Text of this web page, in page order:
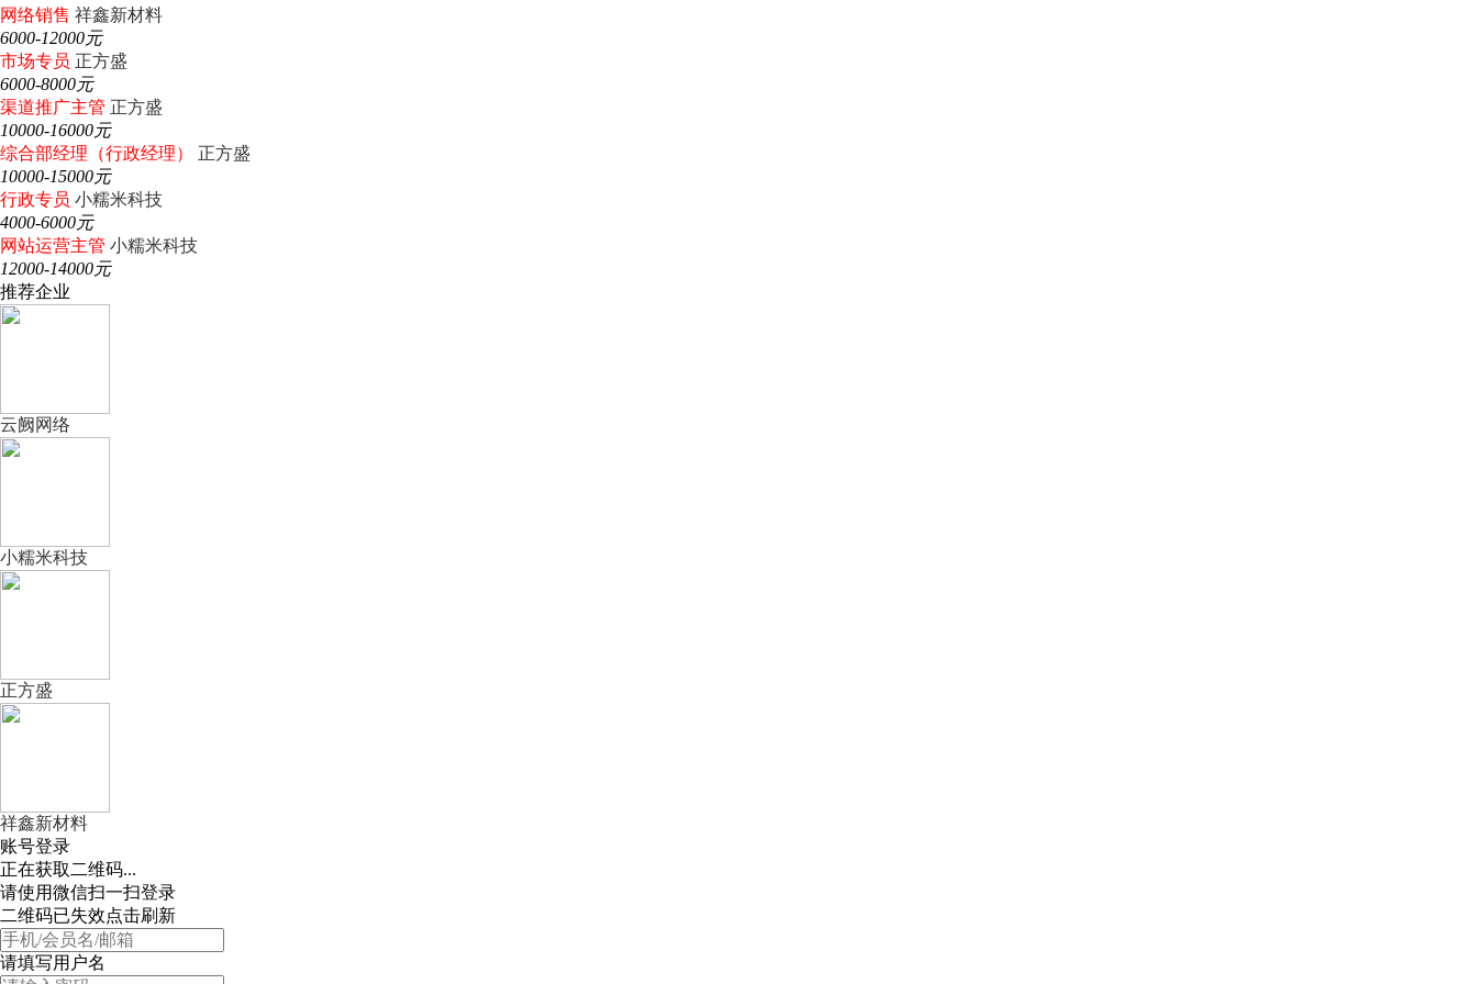
网络销售 祥鑫新材料
6000-12000元
市场专员 正方盛
6000-8000元
渠道推广主管 正方盛
10000-16000元
综合部经理（行政经理）
正方盛
10000-15000元
行政专员 小糯米科技
4000-6000元
网站运营主管 小糯米科技
12000-14000元
推荐企业
云阙网络
小糯米科技
正方盛
祥鑫新材料
账号登录
正在获取二维码...
请使用微信扫一扫登录
二维码已失效点击刷新
请填写用户名